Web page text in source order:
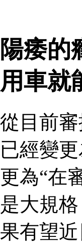
陽痿的
用車就
從目前
已經變
更為“在
是大規
果有望